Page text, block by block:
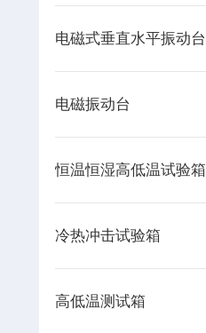
电磁式垂直水平振动台
电磁振动台
恒温恒湿高低温试验箱
冷热冲击试验箱
高低温测试箱